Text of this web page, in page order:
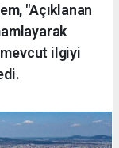
"Açıklanan
ilgiyi